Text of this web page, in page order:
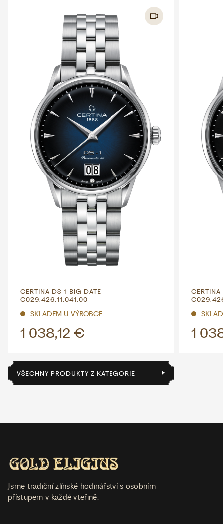
CERTINA DS-1 BIG DATE
C029.426.11.041.00
SKLADEM U VÝROBCE
1 038,12 €
CERTINA
1
VŠECHNY PRODUKTY Z KATEGORIE
Jsme tradiční zlínské hodinářství s osobním
přístupem v každé vteřině.